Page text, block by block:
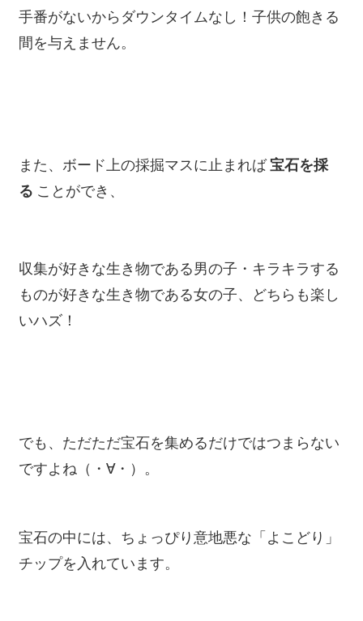
手番がないからダウンタイムなし！子供の飽きる
間を与えません。
また、ボード上の採掘マスに止まれば宝石を採
る ことができ、
収集が好きな生き物である男の子・キラキラする
ものが好きな生き物である女の子、どちらも楽し
いハズ！
でも、ただただ宝石を集めるだけではつまらない
ですよね（・∀・）。
宝石の中には、ちょっぴり意地悪な「よこどり」
チップを入れています。